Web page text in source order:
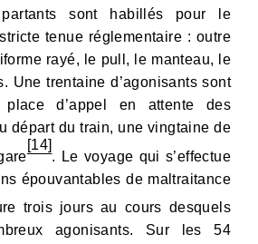
sont habillés pour le
tenue réglementaire : outre
rayé, le pull, le manteau, le
Une trentaine d’agonisants sont
d’appel en attente des
départ du train, une vingtaine de
[14]
. Le voyage qui s’effectue
épouvantables de maltraitance
trois jours au cours desquels
agonisants. Sur les 54